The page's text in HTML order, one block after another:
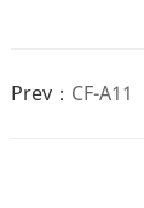
Prev： CF-A11